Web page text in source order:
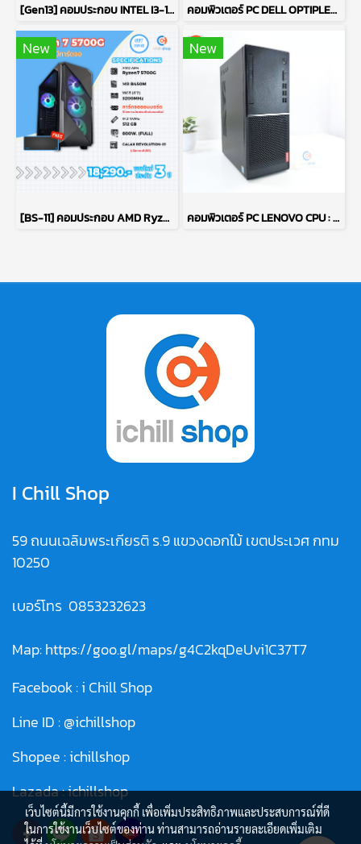
[Gen13] คอมประกอบ INTEL I3-13100F 3.4GHz 4C/8T / H610M / ไม่มีการ์ดจอ / 16GB DDR4 3200MHz / M.2 512GB / 600W 80+ White / เลือกเคสได้ คอมพิวเตอร์ PC DELL OPTIPLEX 3080 / CPU : INTEL CORE I5-10500 / RAM : DDR4 8GB 2666MHz / HDD 1TB + SSD 256GB P15541
New
[BS-11] คอมประกอบ AMD Ryzen 7 5700G / ไม่มีการ์ดจอ / DDR4 16GB 3200MHz / M.2 NVMe 512GB / PSU 600W. / CASE GALAX
New
คอมพิวเตอร์ PC LENOVO CPU : PENTIUM GOLD G5400/ RAM : DDR4 8GB 2400MHz / GPU : INTEL UHD GRAPHICS 610 / HDD : 1TB P15540
I Chill Shop
59 ถนนเฉลิมพระเกียรติ ร.9 แขวงดอกไม้ เขตประเวศ กทม
10250
เบอร์โทร 0853232623
Map:https://goo.gl/maps/g4C2kqDeUvi1C37T7
Facebook :i Chill Shop
Line ID :@ichillshop
Shopee :ichillshop
Lazada :ichillshop
เว็บไซต์นี้มีการใช้งานคุกกี้ เพื่อเพิ่มประสิทธิภาพและประสบการณ์ที่ดี
ในการใช้งานเว็บไซต์ของท่าน ท่านสามารถอ่านรายละเอียดเพิ่มเติม